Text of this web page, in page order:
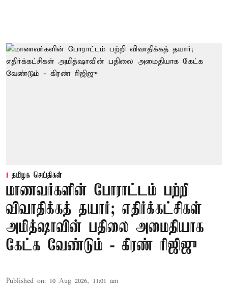
தமிழக செய்திகள்
மாணவர்களின் போராட்டம் பற்றி
விவாதிக்கத் தயார்; எதிர்க்கட்சிகள்
அமித்ஷாவின் பதிலை அமைதியாக
கேட்க வேண்டும் - கிரண் ரிஜிஜு
Published on: 10 Aug 2026, 11:01 am